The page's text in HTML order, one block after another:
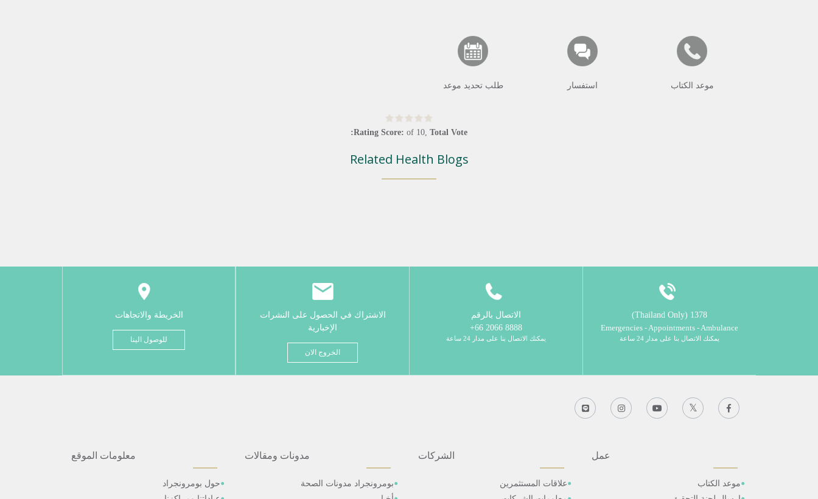
موعد الكتاب استفسار طلب تحديد موعد
Rating Score: of 10 Total Vote:
Related Health Blogs
1378 (Thailand Only)
Emergencies - Appointments - Ambulance
يمكنك الاتصال بنا على مدار 24 ساعة
الاتصال بالرقم
8888 2066 66+
يمكنك الاتصال بنا على مدار 24 ساعة
الاشتراك في الحصول على النشرات
الإخبارية
الخروج الان
الخريطة والاتجاهات
للوصول الينا
عمل
موعد الكتاب
الشركات
علاقات المستثمرين
مدونات ومقالات
بومرونجراد مدونات الصحة
معلومات الموقع
حول بومرونجراد